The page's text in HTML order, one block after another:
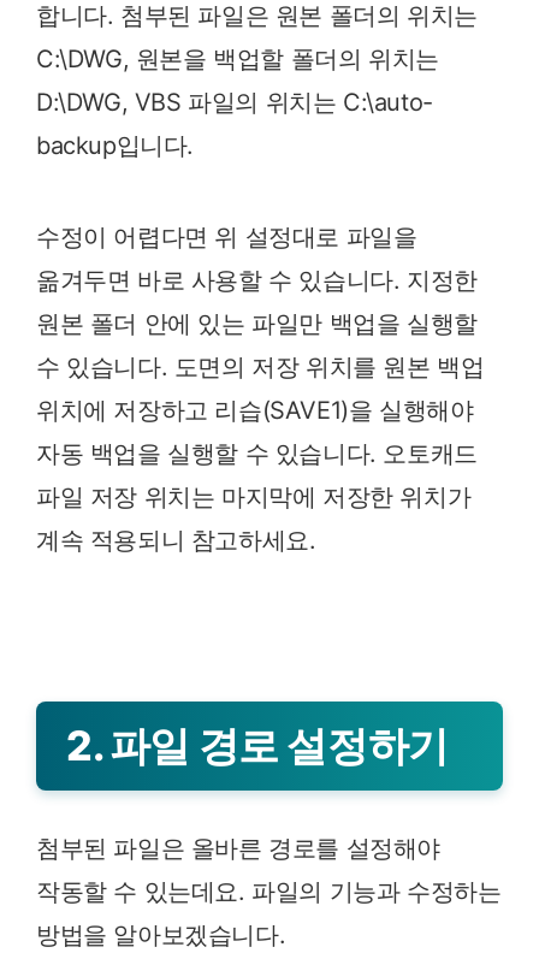
합니다. 첨부된 파일은 원본 폴더의 위치는
C:\DWG, 원본을 백업할 폴더의 위치는
D:\DWG, VBS 파일의 위치는 C:\auto-
backup입니다.
수정이 어렵다면 위 설정대로 파일을
옮겨두면 바로 사용할 수 있습니다. 지정한
원본 폴더 안에 있는 파일만 백업을 실행할
수 있습니다. 도면의 저장 위치를 원본 백업
위치에 저장하고 리습(SAVE1)을 실행해야
자동 백업을 실행할 수 있습니다. 오토캐드
파일 저장 위치는 마지막에 저장한 위치가
계속 적용되니 참고하세요.
2. 파일 경로 설정하기
첨부된 파일은 올바른 경로를 설정해야
작동할 수 있는데요. 파일의 기능과 수정하는
방법을 알아보겠습니다.